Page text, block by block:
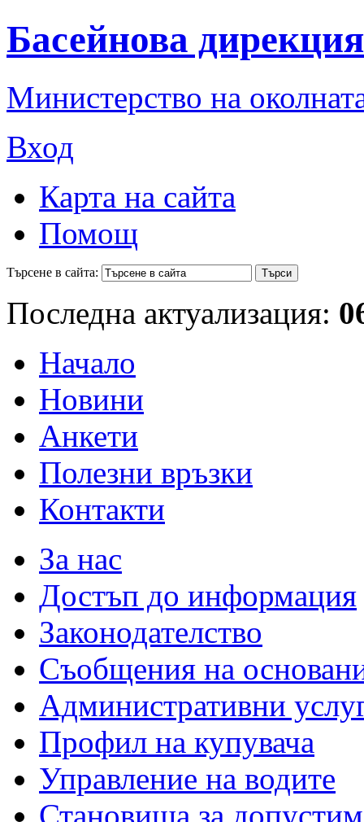
Басейнова
Министерство на
Вход
Карта на сайта
Помощ
Търсене в сайта:
Последна актуализация:
Начало
Новини
Анкети
Полезни връзки
Контакти
За нас
Достъп до информация
Законодателство
Съобщения на
Административни
Профил на купувача
Управление на водите
Становища за